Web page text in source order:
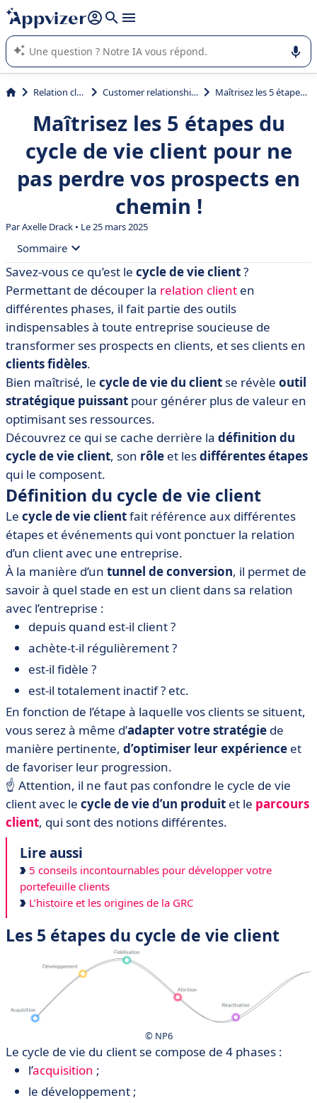
répondre (plusieurs lignes avec
L'IA de Appvizer vous guide dans l'utilisation ou la sélection de
logiciel SaaS en entreprise.
Relation client et vente Customer relationship management (CRM) Maîtrisez les 5 étapes du cycle de vie client pour ne pas perdre vos prospects en chemin !
Maîtrisez les 5 étapes du
cycle de vie client pour ne
pas perdre vos prospects en
chemin !
ParAxelle Drack • Le 25 mars 2025
Sommaire
• Définition du cycle de vie client
• Les 5 étapes du cycle de vie client
• La maîtrise du cycle de vie client : un atout de taille
Savez-vous ce qu’est le cycle de vie client?
Permettant de découper la relation client en
différentes phases, il fait partie des outils
indispensables à toute entreprise soucieuse de
transformer ses prospects en clients, et ses clients en
clients fidèles.
Bien maîtrisé, le cycle de vie du client se révèle outil
stratégique puissant pour générer plus de valeur en
optimisant ses ressources.
Découvrez ce qui se cache derrière la définition du
cycle de vie client, son rôle et lesdifférentes étapes
qui le composent.
Définition du cycle de vie client
Le cycle de vie clientfait référence aux différentes
étapes et événements qui vont ponctuer la relation
d’un client avec une entreprise.
À la manière d’un tunnel de conversion, il permet de
savoir à quel stade en est un client dans sa relation
avec l’entreprise :
depuis quand est-il client ?
achète-t-il régulièrement ?
est-il fidèle ?
est-il totalement inactif ? etc.
En fonction de l’étape à laquelle vos clients se situent,
vous serez à même d’adapter votre stratégie de
manière pertinente, d’optimiser leur expérience et
de favoriser leur progression.
☝️ Attention, il ne faut pas confondre le cycle de vie
client avec le cycle de vie d’un produit et le parcours
client, qui sont des notions différentes.
Lire aussi
5 conseils incontournables pour développer votre
portefeuille clients
L’histoire et les origines de la GRC
Les 5 étapes du cycle de vie client
© NP6
Le cycle de vie du client se compose de 4 phases :
l’acquisition ;
le développement ;